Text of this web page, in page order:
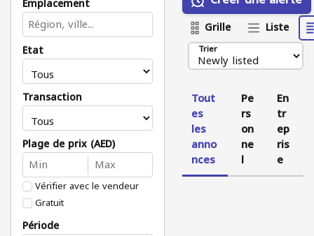
Emplacement
État
Transaction
Plage de prix (AED)
Vérifier avec le vendeur
Gratuit
Période
Grille Liste
Trier
Tout
es
les
anno
nces
Pe
rs
on
ne
l
En
tr
ep
ris
e